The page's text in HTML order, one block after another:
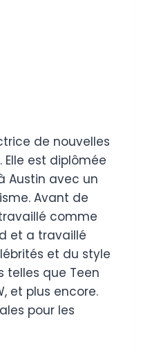
de nouvelles
Elle est diplômée
Austin avec un
Avant de
comme
et a travaillé
et du style
telles que Teen
et plus encore.
pour les